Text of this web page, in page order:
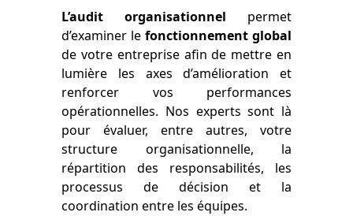
L’audit organisationnel permet
d’examiner le fonctionnement global
de votre entreprise afin de mettre en
lumière les axes d’amélioration et
renforcer vos performances
opérationnelles. Nos experts sont là
pour évaluer, entre autres, votre
structure organisationnelle, la
répartition des responsabilités, les
processus de décision et la
coordination entre les équipes.